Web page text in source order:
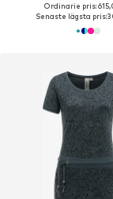
Ordinarie pris:
Senaste lägsta pris: